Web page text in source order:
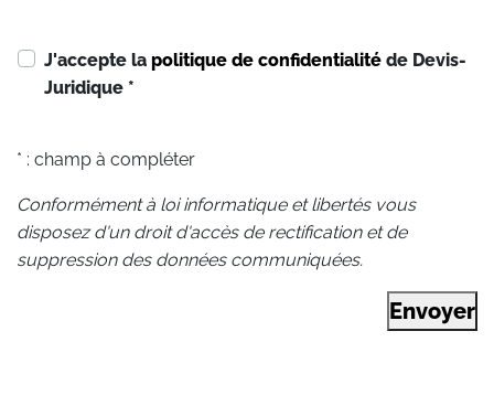
J'accepte la politique de confidentialité de Devis-
Juridique *
* : champ à compléter
Conformément à loi informatique et libertés vous
disposez d'un droit d'accès de rectification et de
suppression des données communiquées.
Envoyer